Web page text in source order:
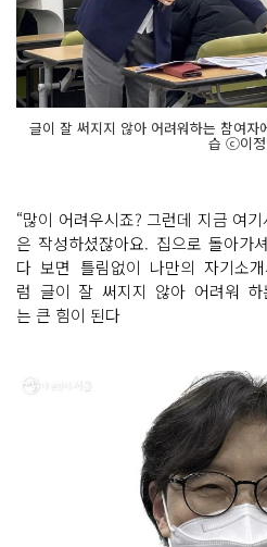
글이 잘 써지지 않아 어려워하는 참여
습 ⓒ이정
“많이 어려우시죠? 그런데 지금 여
은 작성하셨잖아요. 집으로 돌아가
다 보면 틀림없이 나만의 자기소
럼 글이 잘 써지지 않아 어려워 하
는 큰 힘이 된다